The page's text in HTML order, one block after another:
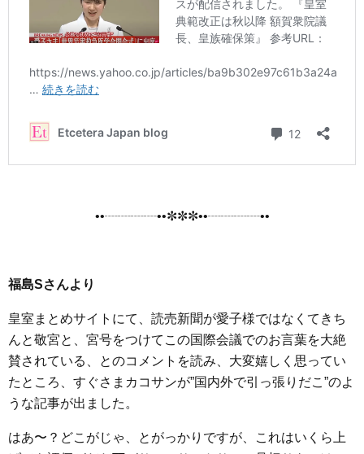
••┈┈┈┈••✼✼✼••┈┈┈┈••
福島Sさんより
皇室まとめサイトにて、読売新聞が愛子様ではなくてきち
んと敬宮と、宮号をつけてこの国際会議でのお言葉を大絶
賛されている、とのコメントを読み、大変嬉しく思ってい
たところ、すぐさまカコサンが”国内外で引っ張りだこ”のよ
うな記事が出ました。
はあ〜？どこがじゃ、とがっかりですが、これはいくら上